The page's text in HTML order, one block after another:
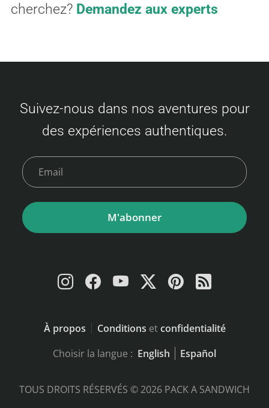
cherchez? Demandez aux experts
Suivez-nous dans nos aventures pour
des expériences authentiques.
M'abonner
À propos Conditions etconfidentialité
Choisir la langue : English Español
TOUS DROITS RÉSERVÉS © 2026 PACK A SANDWICH